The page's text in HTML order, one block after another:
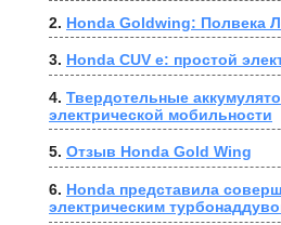
2. Honda Goldwing: Полвека
3. Honda CUV e: простой
4. Твердотельные
электрической мобильности
5. Отзыв Honda Gold Wing
6. Honda представила
электрическим